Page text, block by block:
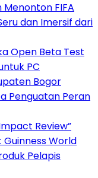
FIFA
dan Imersif dari
Open Beta Test
PC
Bogor
Penguatan Peran
Review”
Guinness World
Pelapis